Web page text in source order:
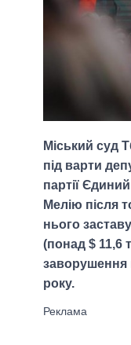
Міський суд
під варти
партії
Мелію після
нього
(понад $ 11,6
заворушення
року.